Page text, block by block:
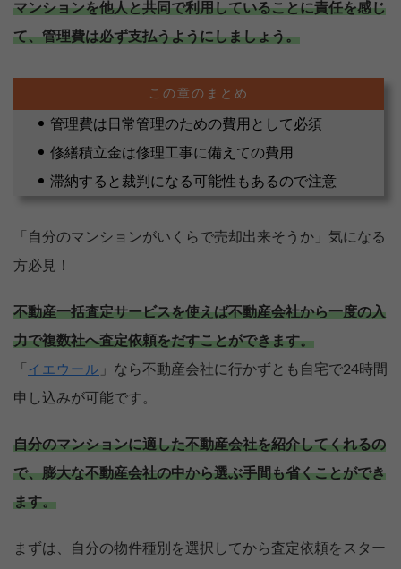
マンションを他人と共同で利用していることに責任を感じ
て、管理費は必ず支払うようにしましょう。
管理費は日常管理のための費用として必須
修繕積立金は修理工事に備えての費用
滞納すると裁判になる可能性もあるので注意
「自分のマンションがいくらで売却出来そうか」気になる
方必見！
不動産一括査定サービスを使えば不動産会社から一度の入
力で複数社へ査定依頼をだすことができます。
「 イエウール 」なら不動産会社に行かずとも自宅で24時間
申し込みが可能です。
自分のマンションに適した不動産会社を紹介してくれるの
で、膨大な不動産会社の中から選ぶ手間も省くことができ
ます。
まずは、自分の物件種別を選択してから査定依頼をスター